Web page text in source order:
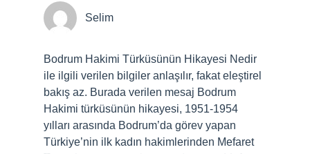
Selim
Bodrum Hakimi Türküsünün Hikayesi Nedir
ile ilgili verilen bilgiler anlaşılır, fakat eleştirel
bakış az. Burada verilen mesaj Bodrum
Hakimi türküsünün hikayesi, 1951-1954
yılları arasında Bodrum’da görev yapan
Türkiye’nin ilk kadın hakimlerinden Mefaret